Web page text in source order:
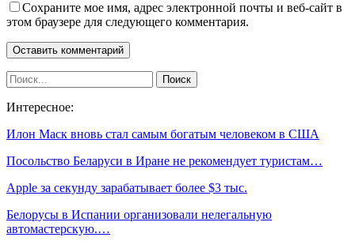
Сохраните мое имя, адрес электронной почты и веб-сайт в
этом браузере для следующего комментария.
Интересное:
Илон Маск вновь стал самым богатым человеком в США
Посольство Беларуси в Иране не рекомендует туристам…
Apple за секунду зарабатывает более $3 тыс.
Белорусы в Испании организовали нелегальную
автомастерскую.…